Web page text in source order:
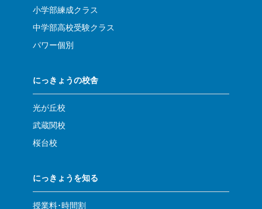
小学部練成クラス
中学部高校受験クラス
パワー個別
にっきょうの校舎
光が丘校
武蔵関校
桜台校
にっきょうを知る
授業料･時間割